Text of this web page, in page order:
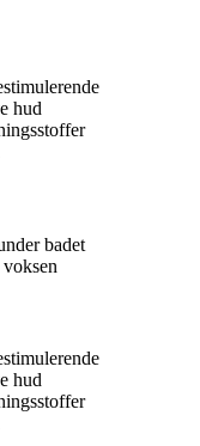
hud
badet
hud